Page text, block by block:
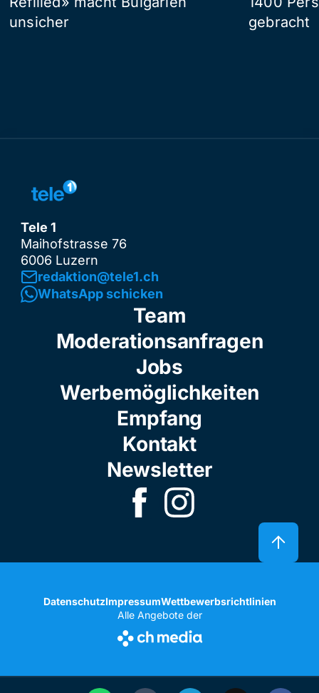
unsicher
gebracht
Tele 1
Maihofstrasse 76
6006 Luzern
redaktion@tele1.ch
WhatsApp schicken
Team
Moderationsanfragen
Jobs
Werbemöglichkeiten
Empfang
Kontakt
Newsletter
DatenschutzImpressumWettbewerbsrichtlinien
Alle Angebote der